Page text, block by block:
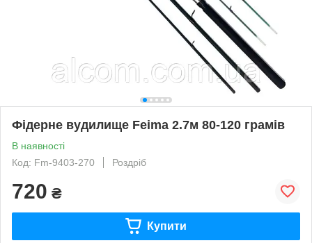
Фідерне вудилище Feima 2.7м 80-120 грамів
В наявності
Код: Fm-9403-270
Роздріб
720 ₴
Купити